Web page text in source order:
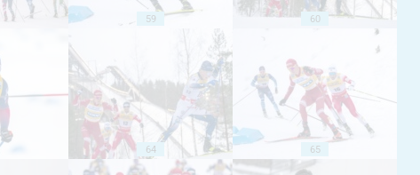
59 60
64 65